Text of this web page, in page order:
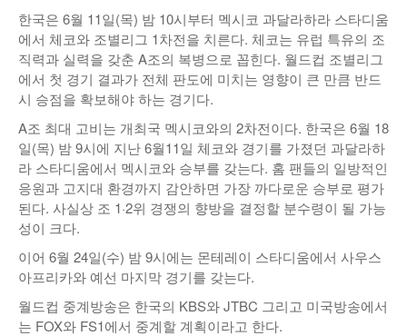
한국은 6월 11일(목) 밤 10시부터 멕시코 과달라하라 스타디움
에서 체코와 조별리그 1차전을 치른다. 체코는 유럽 특유의 조
직력과 실력을 갖춘 A조의 복병으로 꼽힌다. 월드컵 조별리그
에서 첫 경기 결과가 전체 판도에 미치는 영향이 큰 만큼 반드
시 승점을 확보해야 하는 경기다.
A조 최대 고비는 개최국 멕시코와의 2차전이다. 한국은 6월 18
일(목) 밤 9시에 지난 6월11일 체코와 경기를 가졌던 과달라하
라 스타디움에서 멕시코와 승부를 갖는다. 홈 팬들의 일방적인
응원과 고지대 환경까지 감안하면 가장 까다로운 승부로 평가
된다. 사실상 조 1·2위 경쟁의 향방을 결정할 분수령이 될 가능
성이 크다.
이어 6월 24일(수) 밤 9시에는 몬테레이 스타디움에서 사우스
아프리카와 예선 마지막 경기를 갖는다.
월드컵 중계방송은 한국의 KBS와 JTBC 그리고 미국방송에서
는 FOX와 FS1에서 중계할 계획이라고 한다.